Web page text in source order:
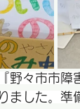
野々市市障
ました。準